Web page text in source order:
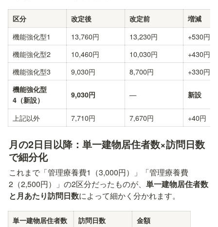
区分 改定後 改定前 増減
機能強化型1 13,760円 13,230円
+530円
機能強化型2
10,460円 10,030円
+430円
機能強化型3
9,030円 8,700円 +330円
機能強化型
4（新設）
9,030円 — 新設
上記以外 7,710円 7,670円 +40円
月の2日目以降：単一建物居住者数×訪問日数
で細分化
これまで「管理療養費1（3,000円）」「管理療養費
2（2,500円）」の2区分だったものが、 単一建物居住者数
と月あたり訪問日数によって細かく分かれます。
単一建物居住者数 訪問日数 金額